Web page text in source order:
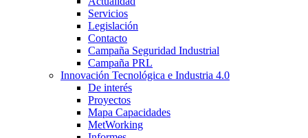
Servicios
Legislación
Contacto
Campaña Seguridad Industrial
Campaña PRL
Innovación Tecnológica e Industria 4.0
De interés
Proyectos
Mapa Capacidades
MetWorking